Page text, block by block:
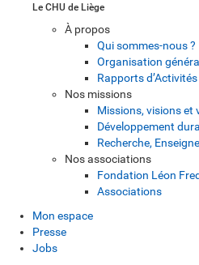
Le CHU de Liège
À propos
Qui sommes-nous ?
Organisation
Rapports d’Activités
Nos missions
Missions, visions et
Développement
Recherche,
Nos associations
Fondation Léon
Associations
Mon espace
Presse
Jobs